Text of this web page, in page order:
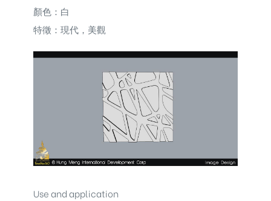
顏色：白
特徵：現代，美觀
Use and application